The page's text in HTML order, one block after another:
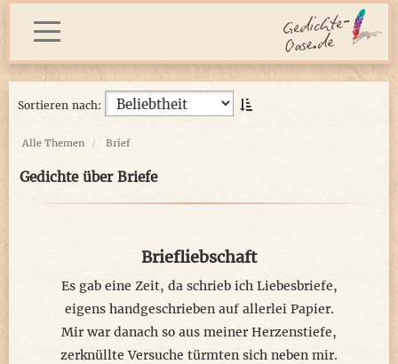
Sortieren nach:
Alle Themen Brief
Gedichte über Briefe
Briefliebschaft
Es gab eine Zeit, da schrieb ich Liebesbriefe,
eigens handgeschrieben auf allerlei Papier.
Mir war danach so aus meiner Herzenstiefe,
zerknüllte Versuche türmten sich neben mir.